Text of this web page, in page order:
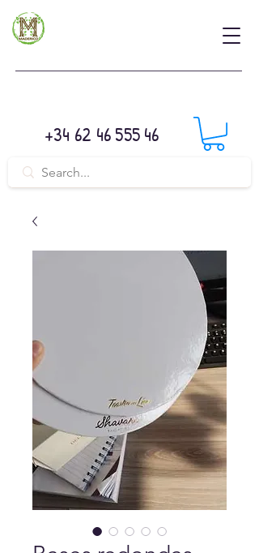
+34 62 46 555 46